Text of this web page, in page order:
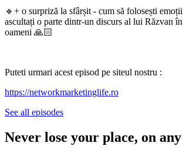
🔹+ o surpriză la sfârșit - cum să folosești
ascultați o parte dintr-un discurs al lui Răzvan
oameni 🙏🏻
Puteti urmari acest episod pe siteul nostru :
https://networkmarketinglife.ro
See all episodes
Never lose your place, on